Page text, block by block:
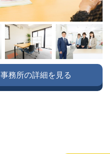
事務所の詳細を見る